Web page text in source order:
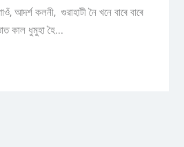
আদৰ্শ কলনী, গুৱাহাটী নৈ খনে বাৰে বাৰে
কাল ধুমুহা হৈ...